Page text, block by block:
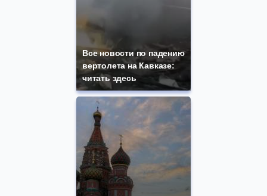
Все новости по падению
вертолета на Кавказе:
читать здесь